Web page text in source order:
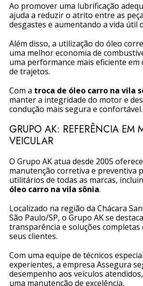
Ao promover uma lubrificação
ajuda a reduzir o atrito entre as
desgastes e aumentando a vida útil
Além disso, a utilização do óleo
uma melhor economia de
uma performance mais eficiente
de trajetos.
Com a troca de óleo carro na vila
manter a integridade do motor e
condução mais segura e confortável.
GRUPO AK: REFERÊNCIA EM
VEICULAR
O Grupo AK atua desde 2005
manutenção corretiva e preventiva
utilitários de todas as marcas,
óleo carro na vila sônia.
Localizado na região da Chácara
São Paulo/SP, o Grupo AK se
transparência e soluções completas
seus clientes.
Com uma equipe de técnicos
experientes, a empresa Assegura
desempenho aos veículos
uma manutenção de excelência.